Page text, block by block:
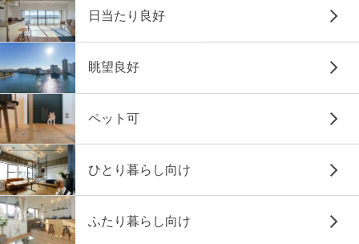
日当たり良好
眺望良好
ペット可
ひとり暮らし向け
ふたり暮らし向け